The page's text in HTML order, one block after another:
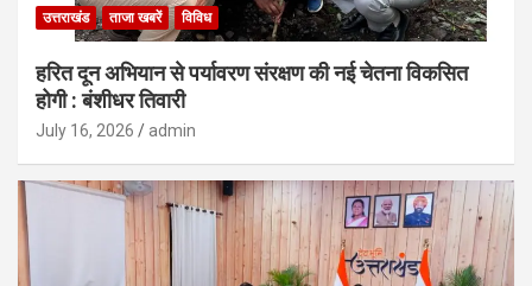
उत्तराखंड ताजा खबरें विविध
हरित दून अभियान से पर्यावरण संरक्षण की नई चेतना विकसित
होगी : बंशीधर तिवारी
July 16, 2026 admin